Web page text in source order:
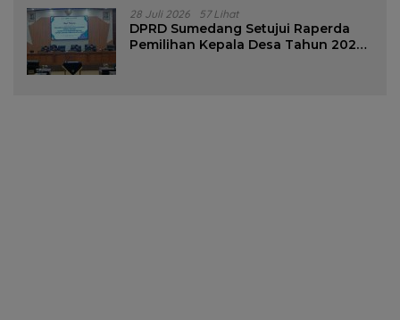
28 Juli 2026 57 Lihat
DPRD Sumedang Setujui Raperda
Pemilihan Kepala Desa Tahun 2026